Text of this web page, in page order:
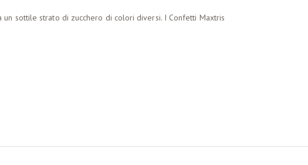
sottile strato di zucchero di colori diversi. I Confetti Maxtris